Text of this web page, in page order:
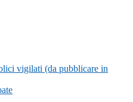
vigilati (da pubblicare in